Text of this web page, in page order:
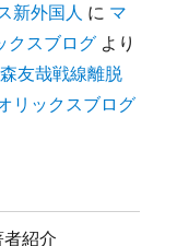
新外国人 に マ
クスブログ より
森友哉戦線離脱
リックスブログ
者紹介